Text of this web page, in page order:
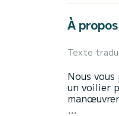
À
Texte
Nous
un voilier